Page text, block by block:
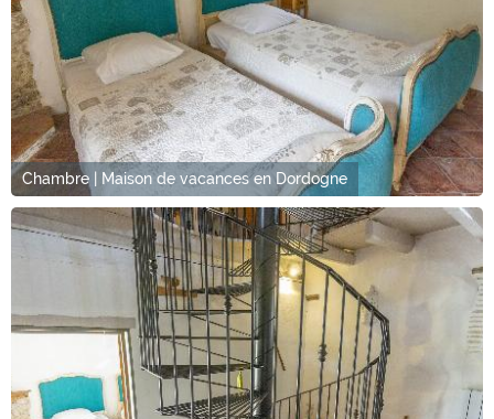
Chambre | Maison de vacances en Dordogne